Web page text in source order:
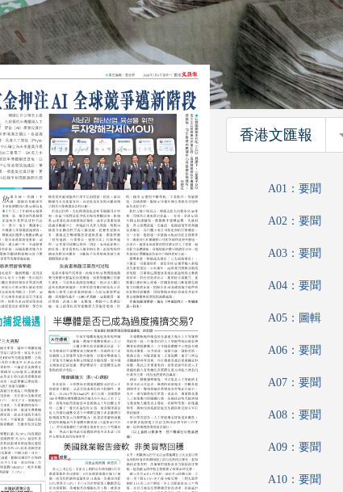
香港文匯報
A01：要聞
A02：要聞
A03：要聞
A04：要聞
A05：圖輯
A06：要聞
A07：要聞
A08：要聞
A09：要聞
A10：要聞